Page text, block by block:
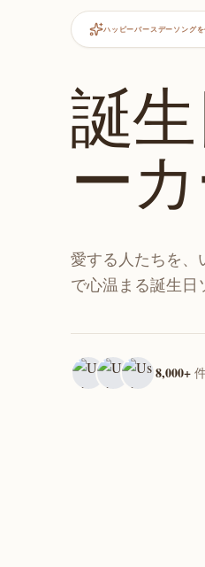
ハッピーバースデーソング
誕
ー
愛する人たちを、
で心温まる誕生日
8,000+